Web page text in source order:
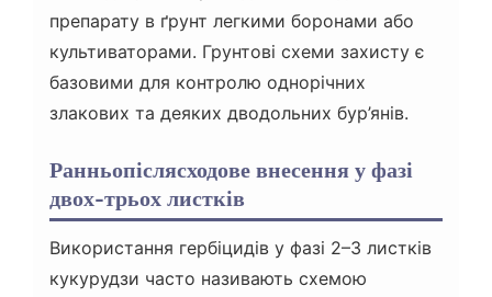
препарату в ґрунт легкими боронами або
культиваторами. Грунтові схеми захисту є
базовими для контролю однорічних
злакових та деяких дводольних бур’янів.
Ранньопіслясходове внесення у фазі
двох-трьох листків
Використання гербіцидів у фазі 2–3 листків
кукурудзи часто називають схемою